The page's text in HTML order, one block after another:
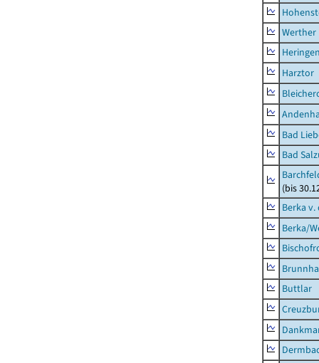
Werther
Harztor
Bad
Bad
(bis
Berka v.
Berka/
Buttlar